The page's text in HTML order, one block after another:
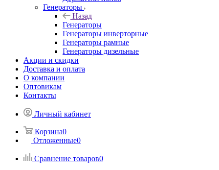
Генераторы
Назад
Генераторы
Генераторы инверторные
Генераторы рамные
Генераторы дизельные
Акции и скидки
Доставка и оплата
О компании
Оптовикам
Контакты
Личный кабинет
Корзина0
Отложенные0
Сравнение товаров0